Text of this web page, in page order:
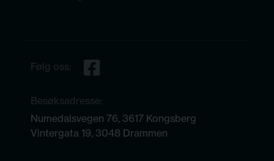
Følg oss:
Besøksadresse:
Numedalsvegen 76, 3617 Kongsberg
Vintergata 19, 3048 Drammen